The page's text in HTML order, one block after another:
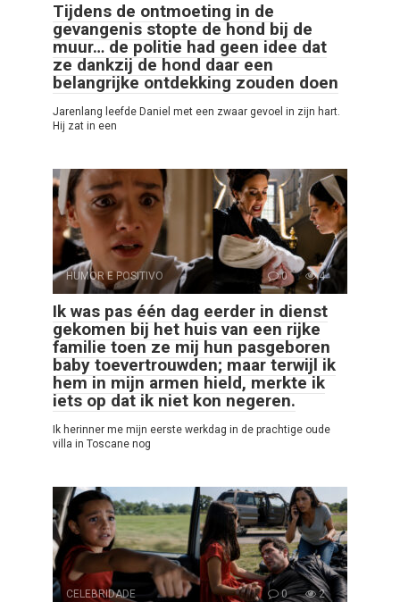
Tijdens de ontmoeting in de
gevangenis stopte de hond bij de
muur… de politie had geen idee dat
ze dankzij de hond daar een
belangrijke ontdekking zouden doen
Jarenlang leefde Daniel met een zwaar gevoel in zijn hart.
Hij zat in een
HUMOR E POSITIVO 0 4
Ik was pas één dag eerder in dienst
gekomen bij het huis van een rijke
familie toen ze mij hun pasgeboren
baby toevertrouwden; maar terwijl ik
hem in mijn armen hield, merkte ik
iets op dat ik niet kon negeren.
Ik herinner me mijn eerste werkdag in de prachtige oude
villa in Toscane nog
CELEBRIDADE 0 2